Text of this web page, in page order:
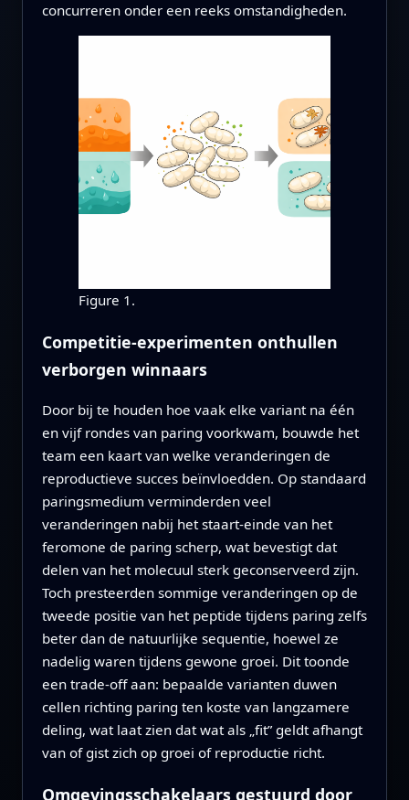
concurreren onder een reeks omstandigheden.
Figure 1.
Competitie-experimenten onthullen
verborgen winnaars
Door bij te houden hoe vaak elke variant na één
en vijf rondes van paring voorkwam, bouwde het
team een kaart van welke veranderingen de
reproductieve succes beïnvloedden. Op standaard
paringsmedium verminderden veel
veranderingen nabij het staart-einde van het
feromone de paring scherp, wat bevestigt dat
delen van het molecuul sterk geconserveerd zijn.
Toch presteerden sommige veranderingen op de
tweede positie van het peptide tijdens paring zelfs
beter dan de natuurlijke sequentie, hoewel ze
nadelig waren tijdens gewone groei. Dit toonde
een trade-off aan: bepaalde varianten duwen
cellen richting paring ten koste van langzamere
deling, wat laat zien dat wat als „fit” geldt afhangt
van of gist zich op groei of reproductie richt.
Omgevingsschakelaars gestuurd door